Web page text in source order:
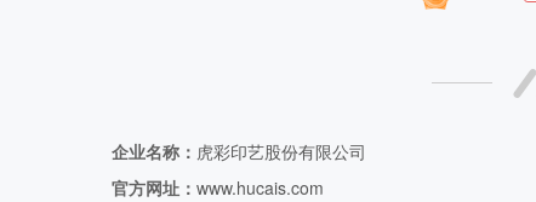
企业名称： 虎彩印艺股份有限公司
官方网址： www.hucais.com